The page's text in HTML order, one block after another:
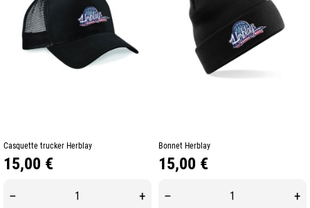
Casquette trucker Herblay
Prix
15,00 €
– +
Bonnet Herblay
Prix
15,00 €
– +